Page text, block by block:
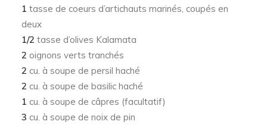
1 tasse de coeurs d’artichauts marinés, coupés en
deux
1/2 tasse d’olives Kalamata
2 oignons verts tranchés
2 cu. à soupe de persil haché
2 cu. à soupe de basilic haché
1 cu. à soupe de câpres (facultatif)
3 cu. à soupe de noix de pin